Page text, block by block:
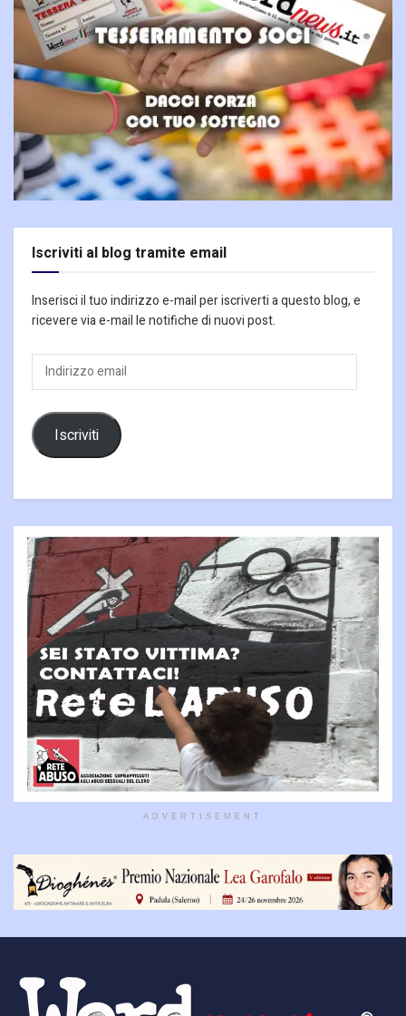
Iscriviti al blog tramite email
Inserisci il tuo indirizzo e-mail per iscriverti a questo blog, e
ricevere via e-mail le notifiche di nuovi post.
Indirizzo
email
Iscriviti
ADVERTISEMENT